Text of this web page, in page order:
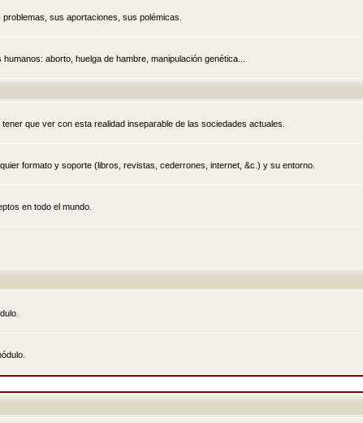
sus aportaciones, sus polémicas.
aborto, huelga de hambre, manipulación genética...
que ver con esta realidad inseparable de las sociedades actuales.
formato y soporte (libros, revistas, cederrones, internet, &c.) y su entorno.
en todo el mundo.